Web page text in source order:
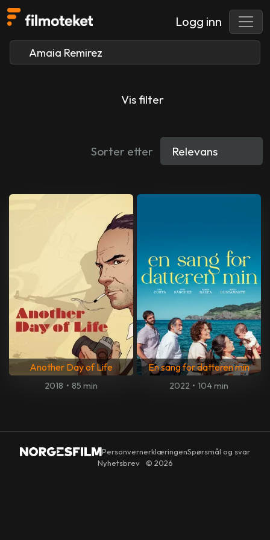
Logg inn
Vis filter
Sorter etter
Another Day of Life
2018 • 85 min
En sang for datteren min
2022 • 104 min
PersonvernerklæringenSpørsmål og svar
Nyhetsbrev
© 2026